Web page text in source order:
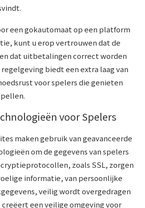
een gokautomaat op een platform
kunt u erop vertrouwen dat de
dat uitbetalingen correct worden
biedt een extra laag van
voor spelers die genieten
voor Spelers
maken gebruik van geavanceerde
om de gegevens van spelers
zoals SSL, zorgen
informatie, van persoonlijke
veilig wordt overgedragen
een veilige omgeving voor